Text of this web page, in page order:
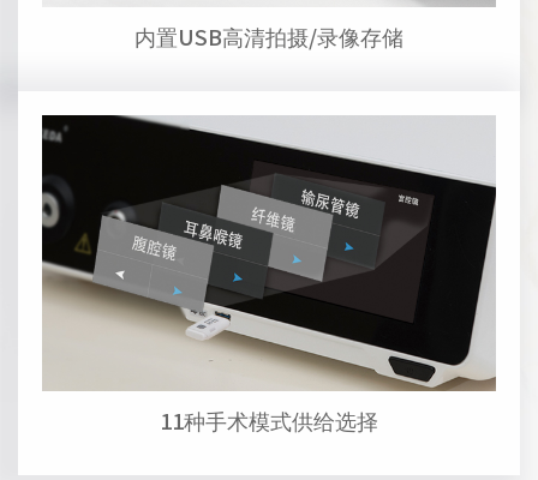
内置USB高清拍摄/录像存储
11种手术模式供给选择